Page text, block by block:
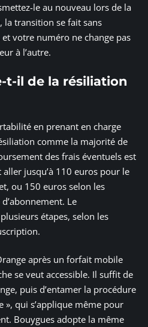
le au nouveau lors de la
la transition se fait sans
votre numéro ne change pas
à l’autre.
t-il de la résiliation
en prenant en charge
comme la majorité de
des frais éventuels est
jusqu’à 110 euros pour le
ou 150 euros selon les
Le
étapes, selon les
après un forfait mobile
se veut accessible. Il suffit de
puis d’entamer la procédure
», qui s’applique même pour
Bouygues adopte la même